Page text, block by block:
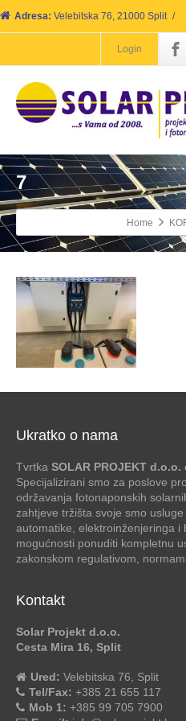
Adresa: Velebitska 76, 21000 Split /
Login
7
Home
Ukratko o nama
Tvrtka SOLAR PROJEKT d.o.o.
Specijalizirani smo za poslove
održavanja fotonaponskih
zahtjeve tržišta svoje smo
automatike, elektroinženjeringa i
mogućnosti ponuditi kompletnu
zakonskom regulativom,
Kontakt
Solar Projekt d.o.o.
Cesta Mira 16, Split
Ured: Velebitska 76, Split
Tel/Fax: +385 21 655 117
Mob 1: +385 99 705 7900